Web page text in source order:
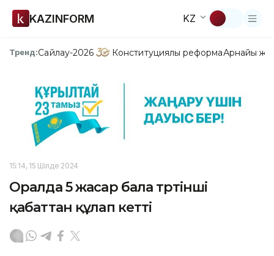
KAZINFORM KZ
Тренд:Сайлау-2026 Конституциялық реформаАрнайы
15:14, 15 Шілде 2024
Оралда 5 жасар бала төртінші
қабаттан құлап кетті